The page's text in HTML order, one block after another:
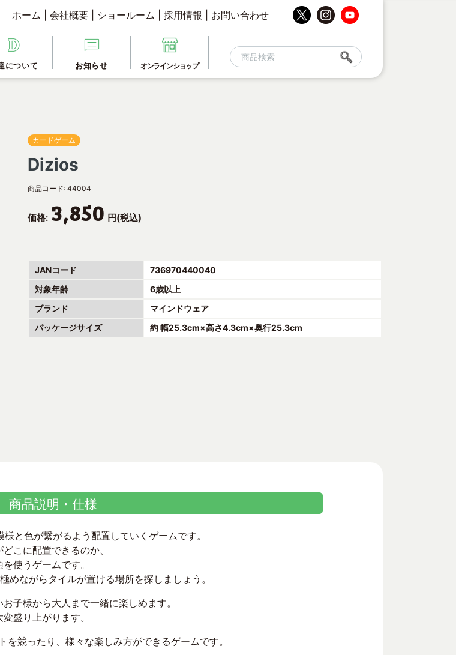
ホーム 会社概要 ショールーム 採用情報 お問い合わせ
について お知らせ オンラインショップ
カードゲーム
Dizios
商品コード:44004
価格: 3,850 円(税込)
JANコード
736970440040
対象年齢
6歳以上
ブランド
マインドウェア
パッケージサイズ
約 幅25.3cm×高さ4.3cm×奥行25.3cm
商品説明・仕様
と色が繋がるよう配置していくゲームです。
こに配置できるのか、
使うゲームです。
ながらタイルが置ける場所を探しましょう。
子様から大人まで一緒に楽しめます。
盛り上がります。
競ったり、様々な楽しみ方ができるゲームです。